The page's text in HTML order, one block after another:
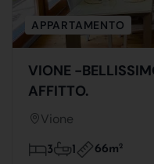
APPARTAMENTO
VIONE -
AFFITTO.
Vione
3 1 66m2